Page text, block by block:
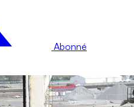
Abonné